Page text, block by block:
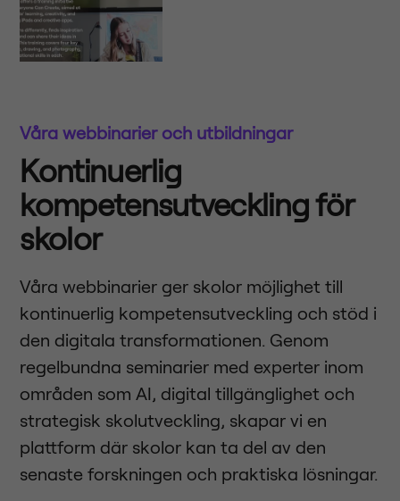
Våra webbinarier och utbildningar
Kontinuerlig
kompetensutveckling för
skolor
Våra webbinarier ger skolor möjlighet till
kontinuerlig kompetensutveckling och stöd i
den digitala transformationen. Genom
regelbundna seminarier med experter inom
områden som AI, digital tillgänglighet och
strategisk skolutveckling, skapar vi en
plattform där skolor kan ta del av den
senaste forskningen och praktiska lösningar.